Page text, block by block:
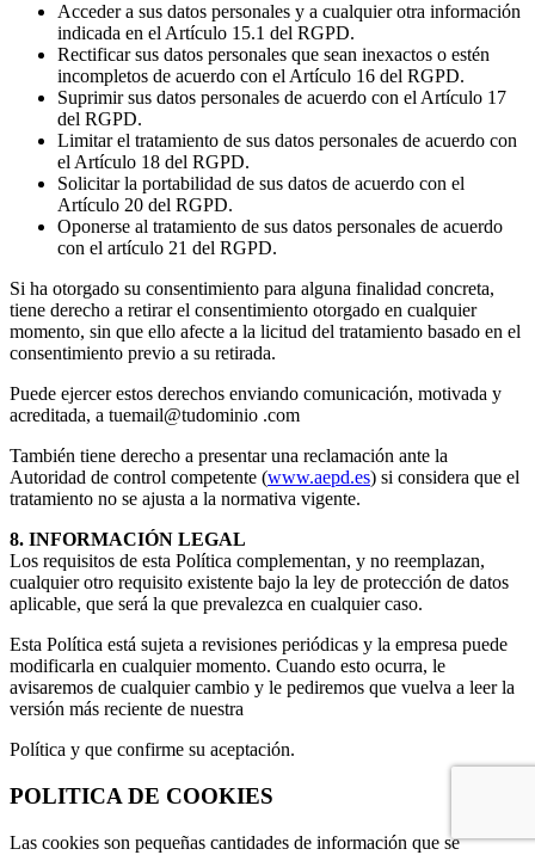
Acceder a sus datos personales y a cualquier otra información
indicada en el Artículo 15.1 del RGPD.
Rectificar sus datos personales que sean inexactos o estén
incompletos de acuerdo con el Artículo 16 del RGPD.
Suprimir sus datos personales de acuerdo con el Artículo 17
del RGPD.
Limitar el tratamiento de sus datos personales de acuerdo con
el Artículo 18 del RGPD.
Solicitar la portabilidad de sus datos de acuerdo con el
Artículo 20 del RGPD.
Oponerse al tratamiento de sus datos personales de acuerdo
con el artículo 21 del RGPD.
Si ha otorgado su consentimiento para alguna finalidad concreta,
tiene derecho a retirar el consentimiento otorgado en cualquier
momento, sin que ello afecte a la licitud del tratamiento basado en el
consentimiento previo a su retirada.
Puede ejercer estos derechos enviando comunicación, motivada y
acreditada, a tuemail@tudominio .com
También tiene derecho a presentar una reclamación ante la
Autoridad de control competente (www.aepd.es) si considera que el
tratamiento no se ajusta a la normativa vigente.
8. INFORMACIÓN LEGAL
Los requisitos de esta Política complementan, y no reemplazan,
cualquier otro requisito existente bajo la ley de protección de datos
aplicable, que será la que prevalezca en cualquier caso.
Esta Política está sujeta a revisiones periódicas y la empresa puede
modificarla en cualquier momento. Cuando esto ocurra, le
avisaremos de cualquier cambio y le pediremos que vuelva a leer la
versión más reciente de nuestra
Política y que confirme su aceptación.
POLITICA DE COOKIES
Las cookies son pequeñas cantidades de información que se